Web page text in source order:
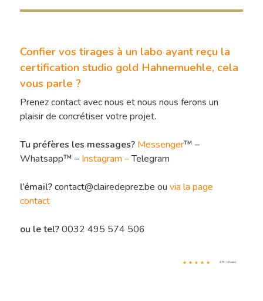
Confier vos tirages à un labo ayant reçu la
certification studio gold Hahnemuehle, cela
vous parle ?
Prenez contact avec nous et nous nous ferons un
plaisir de concrétiser votre projet.
Tu préfères les messages? Messenger™ –
Whatsapp™ – Instagram –Telegram
l’émail?contact@clairedeprez.be ou via la page
contact
ou le tel?0032 495 574 506
4.7/5 - (10 votes)